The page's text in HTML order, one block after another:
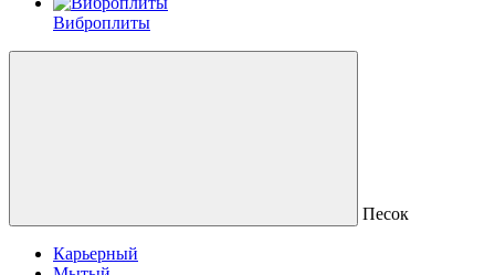
Виброплиты
Песок
Карьерный